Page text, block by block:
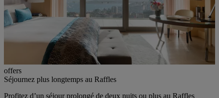
offers
Séjournez plus longtemps au Raffles
Profitez d’un séjour prolongé de deux nuits ou plus au Raffles